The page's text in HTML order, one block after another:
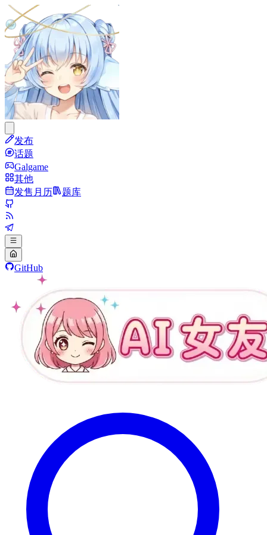
发布
话题
Galgame
其他
发售月历
题库
GitHub